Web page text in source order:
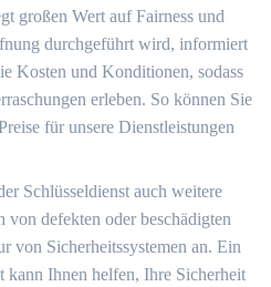
großen Wert auf Fairness und
durchgeführt wird, informiert
Kosten und Konditionen, sodass
erleben. So können Sie
für unsere Dienstleistungen
Schlüsseldienst auch weitere
defekten oder beschädigten
von Sicherheitssystemen an.​ Ein
kann Ihnen helfen, Ihre Sicherheit